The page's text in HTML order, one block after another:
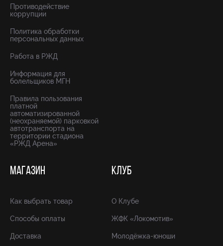
Противодействие
коррупции
Политика обработки
персональных данных
Работа в РЖД
Информация для
болельщиков МГН
Правила пользования
платной
автоматизированной
(неохраняемой) парковкой
автотранспорта на
территории стадиона
«РЖД Арена»
МАГАЗИН
Как выбрать товар
Способы оплаты
Доставка
КЛУБ
О Клубе
ЖФК «Локомотив»
Молодёжка-юноши